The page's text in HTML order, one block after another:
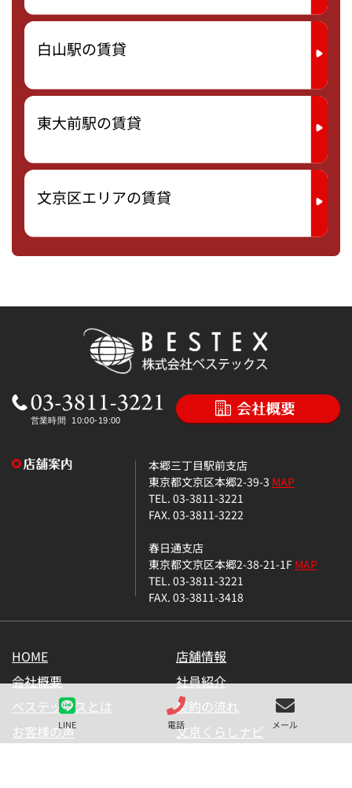
LINE 電話 メール
白山駅の賃貸
東大前駅の賃貸
文京区エリアの賃貸
本郷三丁目駅前支店
東京都文京区本郷2-39-3 MAP
TEL. 03-3811-3221
FAX. 03-3811-3222
春日通支店
東京都文京区本郷2-38-21-1FMAP
TEL. 03-3811-3221
FAX. 03-3811-3418
HOME
店舗情報
会社概要
社員紹介
ベステックスとは
契約の流れ
お客様の声
文京くらしナビ